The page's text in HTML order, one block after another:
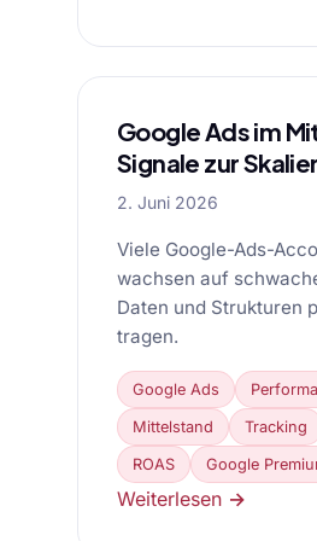
Google Ads im
Signale zur
2. Juni 2026
Viele Google-Ads-
wachsen auf
Daten und Strukturen
tragen.
Google Ads
Mittelstand Tracking
ROAS Google
Weiterlesen →